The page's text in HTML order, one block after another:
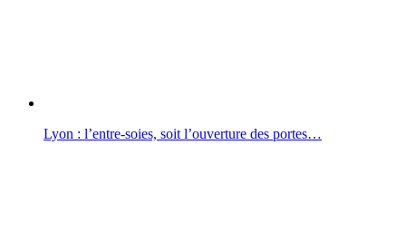
Lyon : l’entre-soies, soit l’ouverture des portes…